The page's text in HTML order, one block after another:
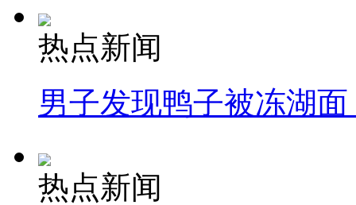
热点新闻
男子发现鸭子被冻湖
热点新闻